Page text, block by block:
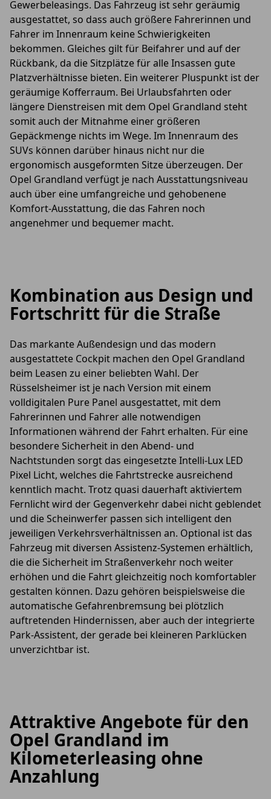
Gewerbeleasings. Das Fahrzeug ist sehr geräumig
ausgestattet, so dass auch größere Fahrerinnen und
Fahrer im Innenraum keine Schwierigkeiten
bekommen. Gleiches gilt für Beifahrer und auf der
Rückbank, da die Sitzplätze für alle Insassen gute
Platzverhältnisse bieten. Ein weiterer Pluspunkt ist der
geräumige Kofferraum. Bei Urlaubsfahrten oder
längere Dienstreisen mit dem Opel Grandland steht
somit auch der Mitnahme einer größeren
Gepäckmenge nichts im Wege. Im Innenraum des
SUVs können darüber hinaus nicht nur die
ergonomisch ausgeformten Sitze überzeugen. Der
Opel Grandland verfügt je nach Ausstattungsniveau
auch über eine umfangreiche und gehobenene
Komfort-Ausstattung, die das Fahren noch
angenehmer und bequemer macht.
Kombination aus Design und
Fortschritt für die Straße
Das markante Außendesign und das modern
ausgestattete Cockpit machen den Opel Grandland
beim Leasen zu einer beliebten Wahl. Der
Rüsselsheimer ist je nach Version mit einem
volldigitalen Pure Panel ausgestattet, mit dem
Fahrerinnen und Fahrer alle notwendigen
Informationen während der Fahrt erhalten. Für eine
besondere Sicherheit in den Abend- und
Nachtstunden sorgt das eingesetzte Intelli-Lux LED
Pixel Licht, welches die Fahrtstrecke ausreichend
kenntlich macht. Trotz quasi dauerhaft aktiviertem
Fernlicht wird der Gegenverkehr dabei nicht geblendet
und die Scheinwerfer passen sich intelligent den
jeweiligen Verkehrsverhältnissen an. Optional ist das
Fahrzeug mit diversen Assistenz-Systemen erhältlich,
die die Sicherheit im Straßenverkehr noch weiter
erhöhen und die Fahrt gleichzeitig noch komfortabler
gestalten können. Dazu gehören beispielsweise die
automatische Gefahrenbremsung bei plötzlich
auftretenden Hindernissen, aber auch der integrierte
Park-Assistent, der gerade bei kleineren Parklücken
unverzichtbar ist.
Attraktive Angebote für den
Opel Grandland im
Kilometerleasing ohne
Anzahlung